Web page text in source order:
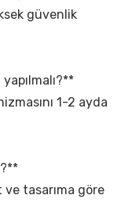
güvenlik
1-2 ayda
ve tasarıma göre